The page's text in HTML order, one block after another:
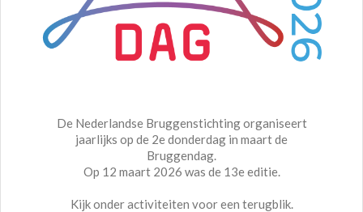
De Nederlandse Bruggenstichting organiseert
jaarlijks op de 2e donderdag in maart de
Bruggendag.
Op 12 maart 2026 was de 13e editie.
Kijk onder activiteiten voor een terugblik.